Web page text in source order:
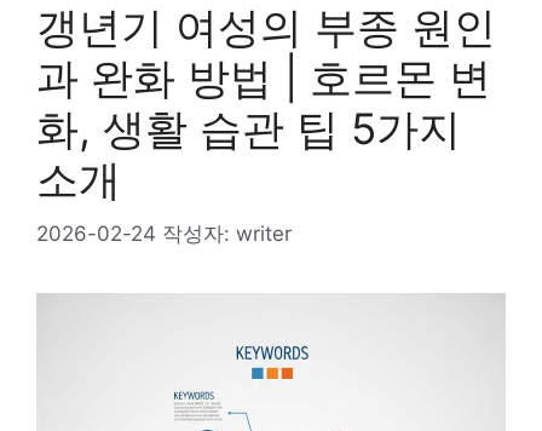
갱년기 여성의 부종 원인
과 완화 방법 | 호르몬 변
화, 생활 습관 팁 5가지
소개
2026-02-24 작성자: writer